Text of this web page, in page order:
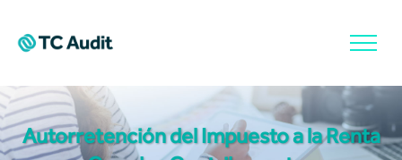
Autorretención del Impuesto a la Renta